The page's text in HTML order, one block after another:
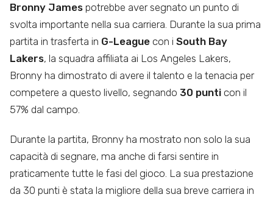
Bronny James potrebbe aver segnato un punto di
svolta importante nella sua carriera. Durante la sua prima
partita in trasferta in G-League con i South Bay
Lakers, la squadra affiliata ai Los Angeles Lakers,
Bronny ha dimostrato di avere il talento e la tenacia per
competere a questo livello, segnando 30 punti con il
57% dal campo.
Durante la partita, Bronny ha mostrato non solo la sua
capacità di segnare, ma anche di farsi sentire in
praticamente tutte le fasi del gioco. La sua prestazione
da 30 punti è stata la migliore della sua breve carriera in